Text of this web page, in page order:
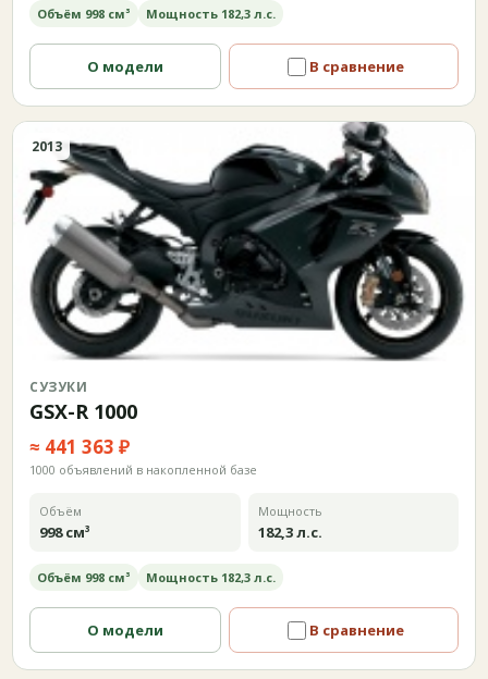
Объём 998 см³ Мощность 182,3 л.с.
О модели В сравнение
2013
СУЗУКИ
GSX-R 1000
≈ 441 363 ₽
1000 объявлений в накопленной базе
Объём
998 см³
Мощность
182,3 л.с.
Объём 998 см³ Мощность 182,3 л.с.
О модели В сравнение